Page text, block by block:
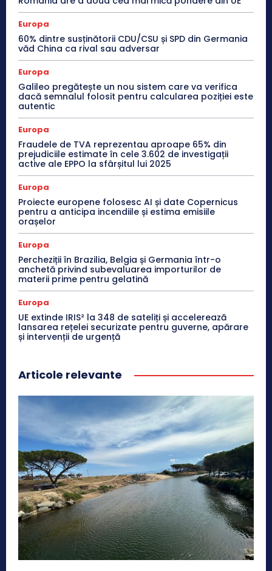
Europa
60% dintre susținătorii CDU/CSU și SPD din Germania
văd China ca rival sau adversar
Europa
Galileo pregătește un nou sistem care va verifica
dacă semnalul folosit pentru calcularea poziției este
autentic
Europa
Fraudele de TVA reprezentau aproape 65% din
prejudiciile estimate în cele 3.602 de investigații
active ale EPPO la sfârșitul lui 2025
Europa
Proiecte europene folosesc AI și date Copernicus
pentru a anticipa incendiile și estima emisiile
orașelor
Europa
Percheziții în Brazilia, Belgia și Germania într-o
anchetă privind subevaluarea importurilor de
materii prime pentru gelatină
Europa
UE extinde IRIS² la 348 de sateliți și accelerează
lansarea rețelei securizate pentru guverne, apărare
și intervenții de urgență
Articole relevante